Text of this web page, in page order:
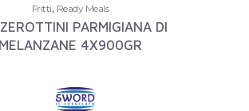
Fritti, Ready Meals
PARMIGIANA DI
MELANZANE 4X900GR